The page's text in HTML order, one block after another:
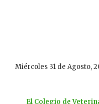
Miércoles 31 de Agosto,
El Colegio de